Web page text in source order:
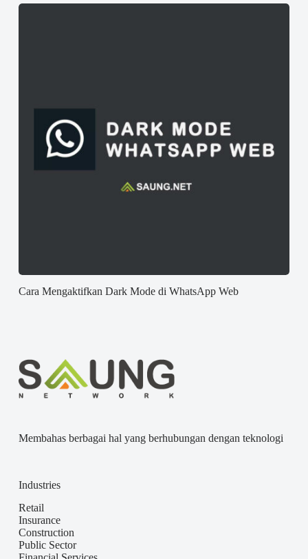
Cara Mengaktifkan Dark Mode di WhatsApp Web
Membahas berbagai hal yang berhubungan dengan teknologi
Industries
Retail
Insurance
Construction
Public Sector